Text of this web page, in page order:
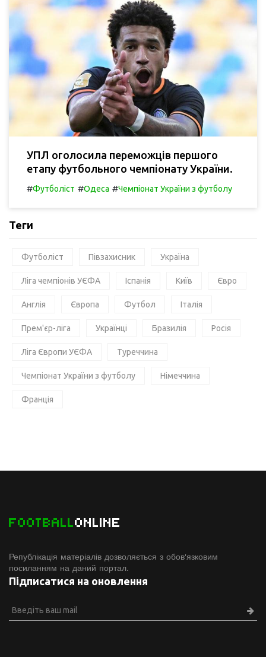
УПЛ оголосила переможців першого
етапу футбольного чемпіонату України.
#Футболіст #Одеса #Чемпіонат України з футболу
Теги
Футболіст Півзахисник Україна
Ліга чемпіонів УЄФА Іспанія Київ Євро
Англія Європа Футбол Італія
Прем'єр-ліга Українці Бразилія Росія
Ліга Європи УЄФА Туреччина
Чемпіонат України з футболу Німеччина
Франція
FOOTBALLONLINE
Републікація матеріалів дозволяється з обов'язковим
посиланням на даний портал.
Підписатися на оновлення